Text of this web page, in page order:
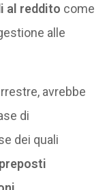
al reddito come
alle
avrebbe
di
dei quali